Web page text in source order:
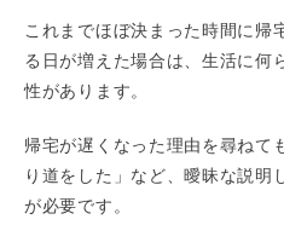
これまでほぼ決まった時間に帰
る日が増えた場合は、生活に何
性があります。
帰宅が遅くなった理由を尋ねて
り道をした」など、曖昧な説明
が必要です。